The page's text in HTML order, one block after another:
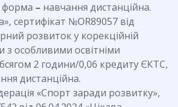
форма – навчання дистанційна.
сертифікат №OR89057 від
розвиток у корекційній
з особливими освітніми
2 години/0,06 кредиту ЄКТС,
дистанційна.
«Спорт заради розвитку»,